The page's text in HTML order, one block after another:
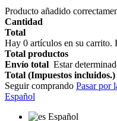
Producto añadido
Cantidad
Total
Hay 0 artículos en su carrito.
Total productos
Envío total Estar
Total (Impuestos incluidos.)
Seguir comprando Pasar por
Español
Español